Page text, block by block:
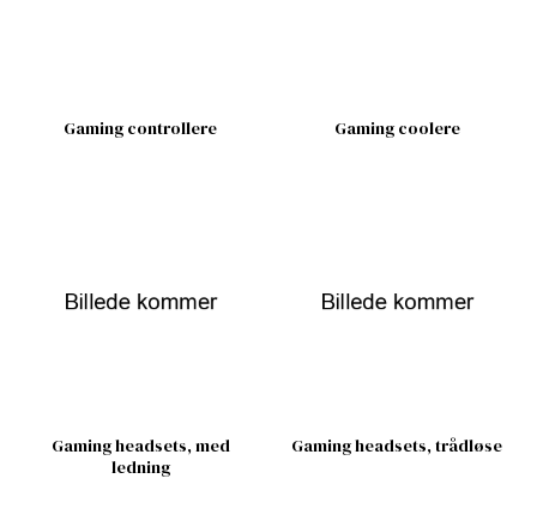
Gaming controllere Gaming coolere
Gaming headsets, med
ledning
Gaming headsets, trådløse